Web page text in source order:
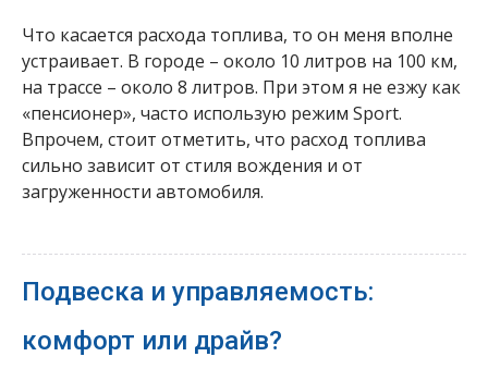
Что касается расхода топлива, то он меня вполне
устраивает. В городе – около 10 литров на 100 км,
на трассе – около 8 литров. При этом я не езжу как
«пенсионер», часто использую режим Sport.
Впрочем, стоит отметить, что расход топлива
сильно зависит от стиля вождения и от
загруженности автомобиля.
Подвеска и управляемость:
комфорт или драйв?